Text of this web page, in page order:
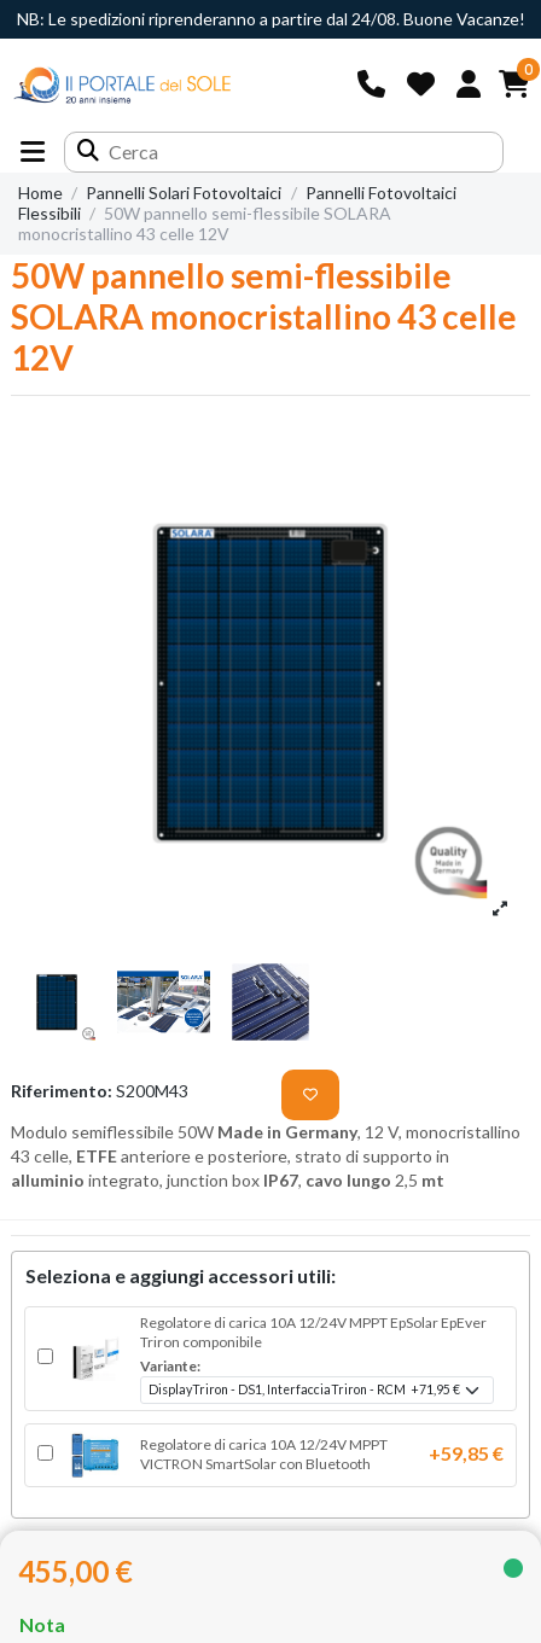
NB: Le spedizioni riprenderanno a partire dal 24/08. Buone Vacanze!
0
Home Pannelli Solari Fotovoltaici
Pannelli Fotovoltaici
Flessibili
50W pannello semi-flessibile SOLARA
monocristallino 43 celle 12V
50W pannello semi-flessibile
SOLARA monocristallino 43 celle
12V
Riferimento: S200M43
Modulo semiflessibile 50W Made in Germany, 12 V, monocristallino
43 celle, ETFEanteriore e posteriore, strato di supporto in
alluminio integrato, junction box IP67, cavo lungo 2,5 mt
Seleziona e aggiungi accessori utili:
Regolatore di carica 10A 12/24V MPPT EpSolar EpEver
Triron componibile
Variante:
Regolatore di carica 10A 12/24V MPPT
VICTRON SmartSolar con Bluetooth
+59,85 €
455,00 €
Nota